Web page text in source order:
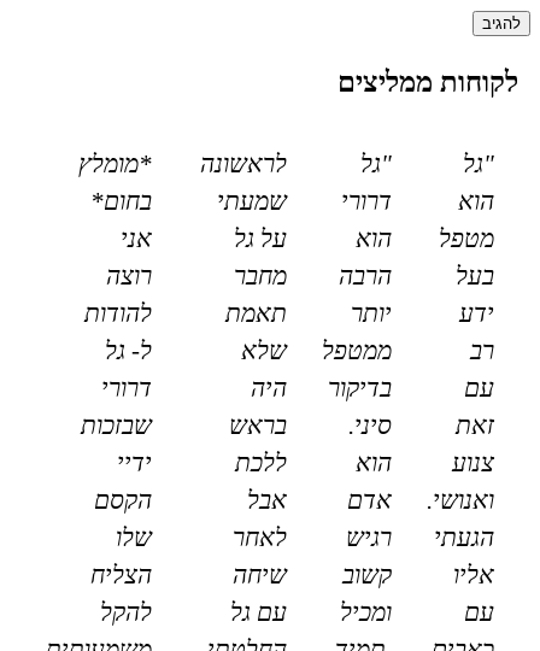
לקוחות ממליצים
"גל
הוא
מטפל
בעל
ידע
רב
עם
זאת
צנוע
ואנושי.
הגעתי
אליו
עם
"גל
דרורי
הוא
הרבה
יותר
ממטפל
בדיקור
סיני.
הוא
אדם
רגיש
קשוב
ומכיל
לראשונה
שמעתי
על גל
מחבר
תאמת
שלא
היה
בראש
ללכת
אבל
לאחר
שיחה
עם גל
*מומלץ
בחום*
אני
רוצה
להודות
ל- גל
דרורי
שבזכות
ידיי
הקסם
שלו
הצליח
להקל